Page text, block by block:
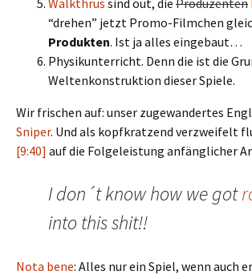
“drehen” jetzt Promo-Filmchen
Produkten. Ist ja alles eingebaut…
Physikunterricht. Denn die ist die
Weltenkonstruktion dieser Spiele.
Wir frischen auf: unser zugewandertes
Sniper. Und als kopfkratzend verzweifelt
[9:40] auf die Folgeleistung anfänglicher
I don´t know how we got
into this shit!!
Nota bene: Alles nur ein Spiel, wenn auch